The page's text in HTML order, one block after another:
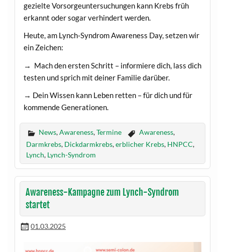
gezielte Vorsorgeuntersuchungen kann Krebs früh
erkannt oder sogar verhindert werden.
Heute, am Lynch-Syndrom Awareness Day, setzen wir
ein Zeichen:
→ Mach den ersten Schritt – informiere dich, lass dich
testen und sprich mit deiner Familie darüber.
→ Dein Wissen kann Leben retten – für dich und für
kommende Generationen.
News,Awareness,Termine Awareness,
Darmkrebs, Dickdarmkrebs,erblicher Krebs, HNPCC,
Lynch, Lynch-Syndrom
Awareness-Kampagne zum Lynch-Syndrom
startet
01.03.2025